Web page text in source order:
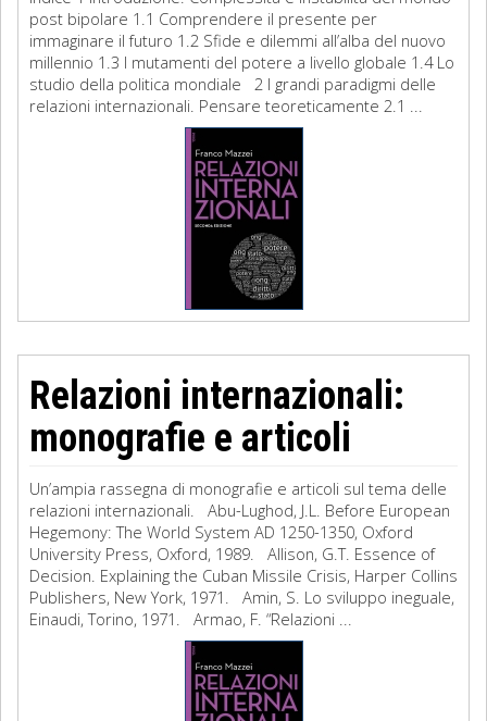
post bipolare 1.1 Comprendere il presente per
immaginare il futuro 1.2 Sfide e dilemmi all’alba del nuovo
millennio 1.3 I mutamenti del potere a livello globale 1.4 Lo
studio della politica mondiale 2 I grandi paradigmi delle
relazioni internazionali. Pensare teoreticamente 2.1 ...
Relazioni internazionali:
monografie e articoli
Un’ampia rassegna di monografie e articoli sul tema delle
relazioni internazionali. Abu-Lughod, J.L. Before European
Hegemony: The World System AD 1250-1350, Oxford
University Press, Oxford, 1989. Allison, G.T. Essence of
Decision. Explaining the Cuban Missile Crisis, Harper Collins
Publishers, New York, 1971. Amin, S. Lo sviluppo ineguale,
Einaudi, Torino, 1971. Armao, F. “Relazioni ...